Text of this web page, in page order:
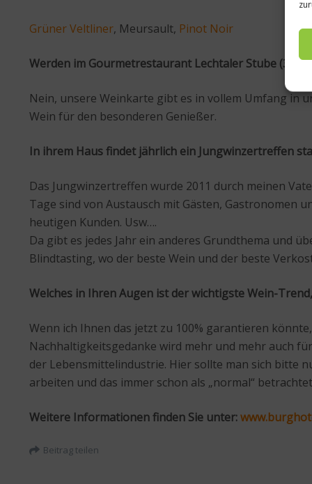
Grüner Veltliner, Meursault, Pinot Noir
Werden im Gourmetrestaurant Lechtaler Stube (3
Nein, unsere Weinkarte gibt es in vollem Umfang in
Wein für den besonderen Genießer.
In ihrem Haus findet jährlich ein Jungwinzertreffen
Das Jungwinzertreffen wurde 2011 durch meinen
Tage sind von Austausch mit Gästen, Gastronomen
heutigen Kunden. Usw….
Da gibt es jedes Jahr ein anderes Grundthema und
Blindtasting, wo der beste Wein und der beste
Welches in Ihren Augen ist der wichtigste Wein-
Wenn ich Ihnen das jetzt zu 100% garantieren
Nachhaltigkeitsgedanke wird mehr und mehr auch
der Lebensmittelindustrie. Hier sollte man sich bitte
arbeiten und das immer schon als „normal“
Weitere Informationen finden Sie unter:
Beitrag teilen